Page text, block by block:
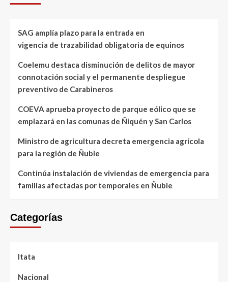
SAG amplía plazo para la entrada en
vigencia de trazabilidad obligatoria de equinos
Coelemu destaca disminución de delitos de mayor
connotación social y el permanente despliegue
preventivo de Carabineros
COEVA aprueba proyecto de parque eólico que se
emplazará en las comunas de Ñiquén y San Carlos
Ministro de agricultura decreta emergencia agrícola
para la región de Ñuble
Continúa instalación de viviendas de emergencia para
familias afectadas por temporales en Ñuble
Categorías
Itata
Nacional